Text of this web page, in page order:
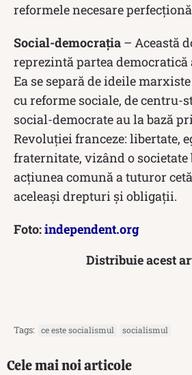
reformele necesare
Social-democrația – Această
reprezintă partea
Ea se separă de ideile
cu reforme sociale, de centru-
social-democrate au la bază
Revoluției franceze: libertate,
fraternitate, vizând o societate
acțiunea comună a tuturor
aceleași drepturi și obligații.
Foto:independent.org
Distribuie acest
Tags: ce este socialismul socialismul
Cele mai noi articole